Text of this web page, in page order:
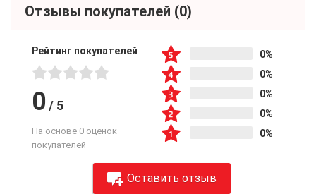
Отзывы покупателей (0)
Рейтинг покупателей
0 / 5
На основе 0 оценок
покупателей
0%
0%
0%
0%
0%
Оставить отзыв